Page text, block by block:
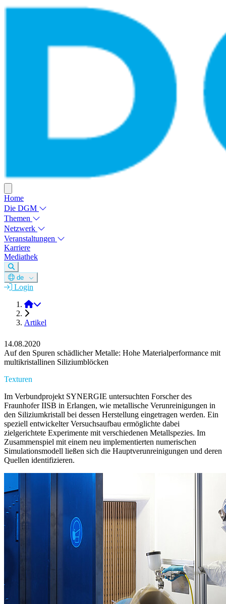
Home
Die DGM
Themen
Netzwerk
Veranstaltungen
Karriere
Mediathek
de
Login
DGM e.V.
Artikel
14.08.2020
Auf den Spuren schädlicher Metalle: Hohe Materialperformance mit
multikristallinen Siliziumblöcken
Texturen
Im Verbundprojekt SYNERGIE untersuchten Forscher des
Fraunhofer IISB in Erlangen, wie metallische Verunreinigungen in
den Siliziumkristall bei dessen Herstellung eingetragen werden. Ein
speziell entwickelter Versuchsaufbau ermöglichte dabei
zielgerichtete Experimente mit verschiedenen Metallspezies. Im
Zusammenspiel mit einem neu implementierten numerischen
Simulationsmodell ließen sich die Hauptverunreinigungen und deren
Quellen identifizieren.